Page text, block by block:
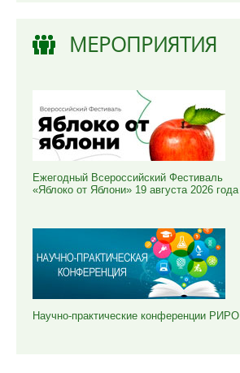
МЕРОПРИЯТИЯ
Ежегодный Всероссийский Фестиваль
«Яблоко от Яблони» 19 августа 2026 года
Научно-практические конференции РИРО